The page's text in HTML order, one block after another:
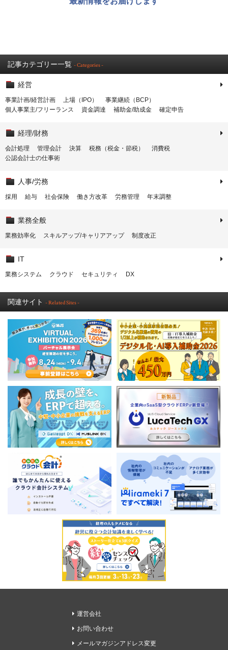
記事カテゴリー一覧 - Categories -
経営
事業計画/経営計画 上場（IPO）
事業継続（BCP）
個人事業主/フリーランス
資金調達 補助金/助成金 確定申告
経理/財務
会計処理 管理会計 決算 税務（税金・節税）
消費税
公認会計士の仕事術
人事/労務
採用 給与 社会保険 働き方改革 労務管理 年末調整
業務全般
業務効率化 スキルアップ/キャリアアップ 制度改正
IT
業務システム クラウド セキュリティ DX
関連サイト - Related Sites -
運営会社
お問い合わせ
メールマガジンアドレス変更